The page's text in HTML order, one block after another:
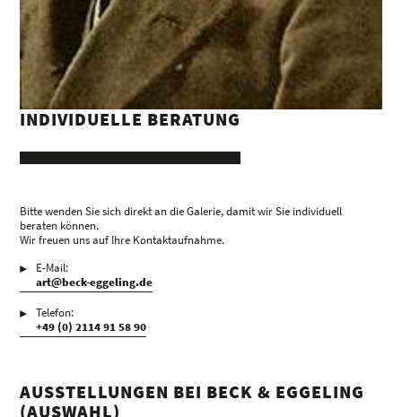
INDIVIDUELLE BERATUNG
Bitte wenden Sie sich direkt an die Galerie, damit wir Sie individuell
beraten können.
Wir freuen uns auf Ihre Kontaktaufnahme.
E-Mail:
art@beck-eggeling.de
Telefon:
+49 (0) 2114 91 58 90
AUSSTELLUNGEN BEI BECK & EGGELING
(AUSWAHL)